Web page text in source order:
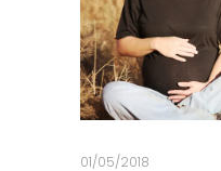
01/05/2018